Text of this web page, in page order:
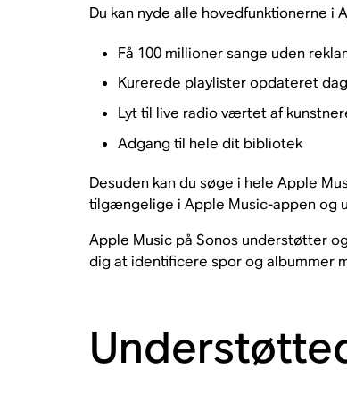
Du kan nyde alle hovedfunktionerne i
Få 100 millioner sange uden
Kurerede playlister opdateret
Lyt til live radio værtet af
Adgang til hele dit bibliotek
Desuden kan du søge i hele Apple
tilgængelige i Apple Music-appen og
Apple Music på Sonos understøtter
dig at identificere spor og albummer